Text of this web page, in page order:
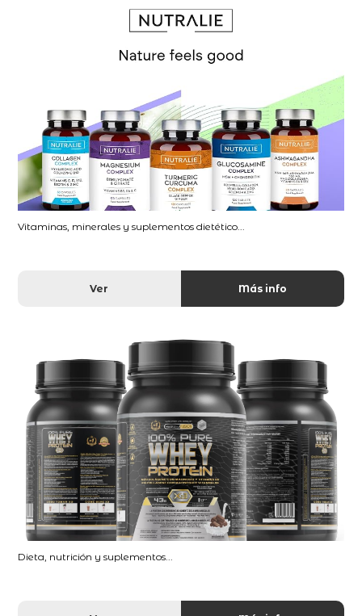
Vitaminas, minerales y suplementos dietético...
Ver Más info
Dieta, nutrición y suplementos...